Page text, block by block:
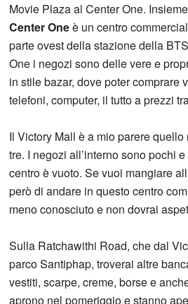
Movie Plaza al Center One.
Center Oneè un centro
parte ovest della stazione della
One i negozi sono delle vere e
in stile bazar, dove poter comprare
telefoni, computer, il tutto a prezzi
Il Victory Mall è a mio parere
tre. I negozi all’interno sono pochi
centro è vuoto. Se vuoi mangiare
però di andare in questo centro
meno conosciuto e non dovrai
Sulla Ratchawithi Road, che dal
parco Santiphap, troverai altre
vestiti, scarpe, creme, borse e
aprono nel pomeriggio e stanno